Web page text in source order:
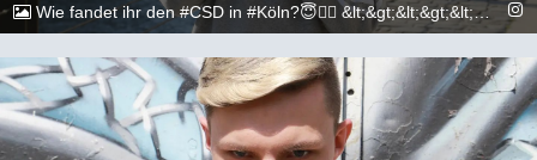
Wie fandet ihr den #CSD in #Köln?😇🏳️‍🌈 &lt;&gt;&lt;&gt;&lt;&gt;&lt;&gt;&lt;&gt;&lt;&gt;&lt;&gt;&lt;&gt;&lt;&gt;&lt;&gt; 📷: @execuitive_photo &lt;&gt;&lt;&gt;&lt;&gt;&lt;&gt;&lt;&gt;&lt;&gt;&lt;&gt;&lt;&gt;&lt;&gt;&lt;&gt; #gay #lgbtq #Köln #Cologne #german #boy #marburg #gaylove #eisenach #shooting #summer #summertime #travel #sun #pride #loveislove #gayboy
5. Juli 2022